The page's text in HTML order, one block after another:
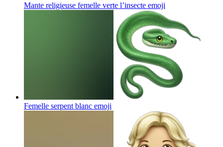
Mante religieuse femelle verte l’insecte emoji
Femelle serpent blanc emoji